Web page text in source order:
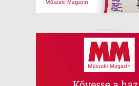
HIRDETÉS